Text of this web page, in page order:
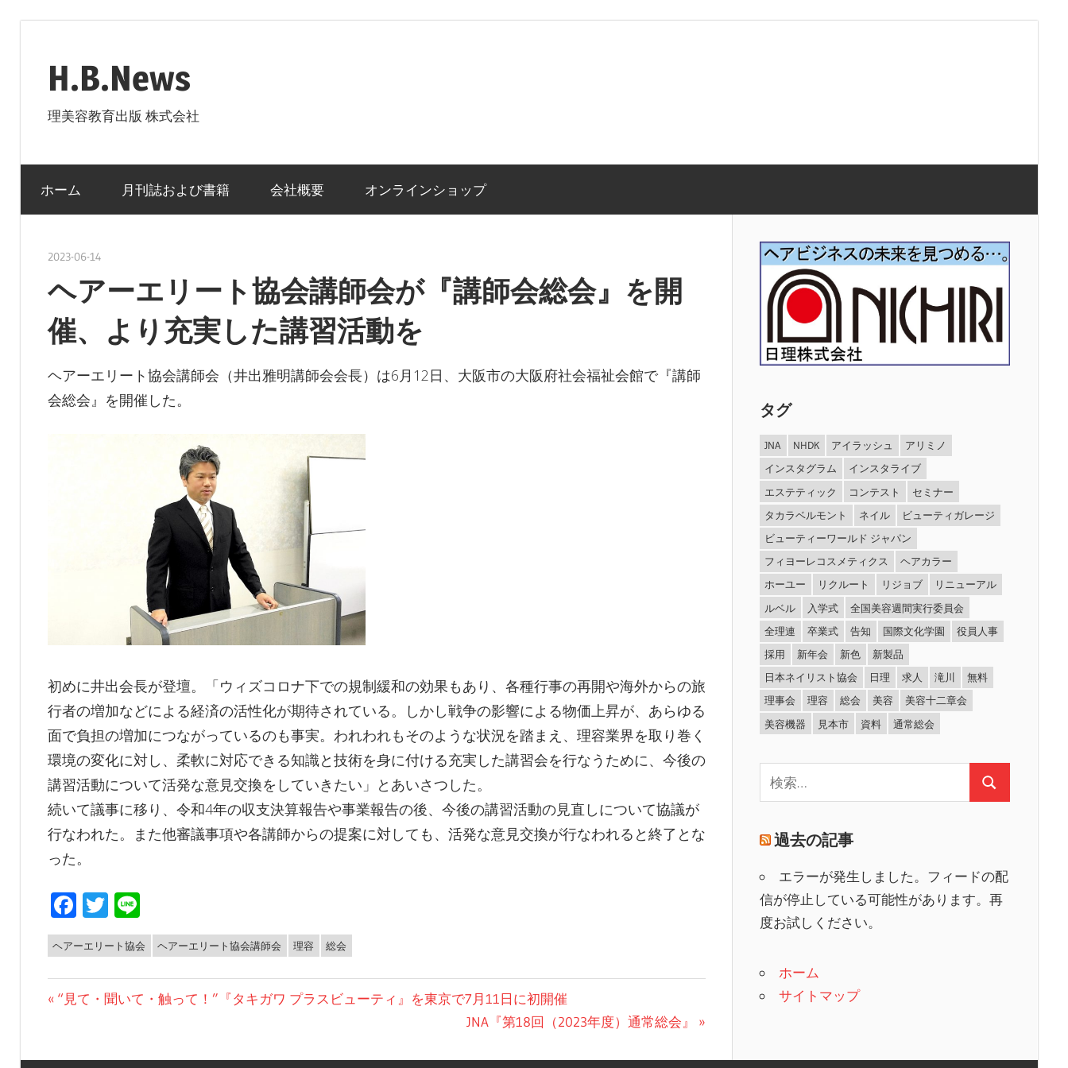
ス
ッ
H.B.News
理美容教育出版 株式会社
ホーム 月刊誌および書籍 会社概要 オンラインショップ
2023-06-14
ヘアーエリート協会講師会が『講師会総会』を開
催、より充実した講習活動を
ヘアーエリート協会講師会（井出雅明講師会会長）は6月12日、大阪市の大阪府社会福祉会館で『講師
会総会』を開催した。
初めに井出会長が登壇。「ウィズコロナ下での規制緩和の効果もあり、各種行事の再開や海外からの旅
行者の増加などによる経済の活性化が期待されている。しかし戦争の影響による物価上昇が、あらゆる
面で負担の増加につながっているのも事実。われわれもそのような状況を踏まえ、理容業界を取り巻く
環境の変化に対し、柔軟に対応できる知識と技術を身に付ける充実した講習会を行なうために、今後の
講習活動について活発な意見交換をしていきたい」とあいさつした。
続いて議事に移り、令和4年の収支決算報告や事業報告の後、今後の講習活動の見直しについて協議が
行なわれた。また他審議事項や各講師からの提案に対しても、活発な意見交換が行なわれると終了とな
った。
Facebook
Twitter
Line
NEWS
ヘアーエリート協会 ヘアーエリート協会講師会 理容 総会
投
前
“見て・聞いて・触って！”『タキガワ プラスビューティ』を東京で7月11日に初開催
次
JNA『第18回（2023年度）通常総会』
タグ
JNA NHDK アイラッシュ
アリミノ
インスタグラム
インスタライブ
エステティック
コンテスト
セミナー
タカラベルモント
ネイル
ビューティガレージ
ビューティーワールド ジャパン
フィヨーレコスメティクス
ヘアカラー
ホーユー
リクルート リジョブ
リニューアル
ルベル
入学式
全国美容週間実行委員会
全理連
卒業式 告知 国際文化学園
役員人事
採用
新年会 新色
新製品
日本ネイリスト協会
日理 求人 滝川
無料
理事会
理容 総会 美容
美容十二章会
美容機器
見本市 資料 通常総会
索:
検
過去の記事
エラーが発生しました。フィードの配
信が停止している可能性があります。再
度お試しください。
ホーム
サイトマップ